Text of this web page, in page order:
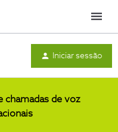
Menu
Iniciar sessão
chamadas de voz